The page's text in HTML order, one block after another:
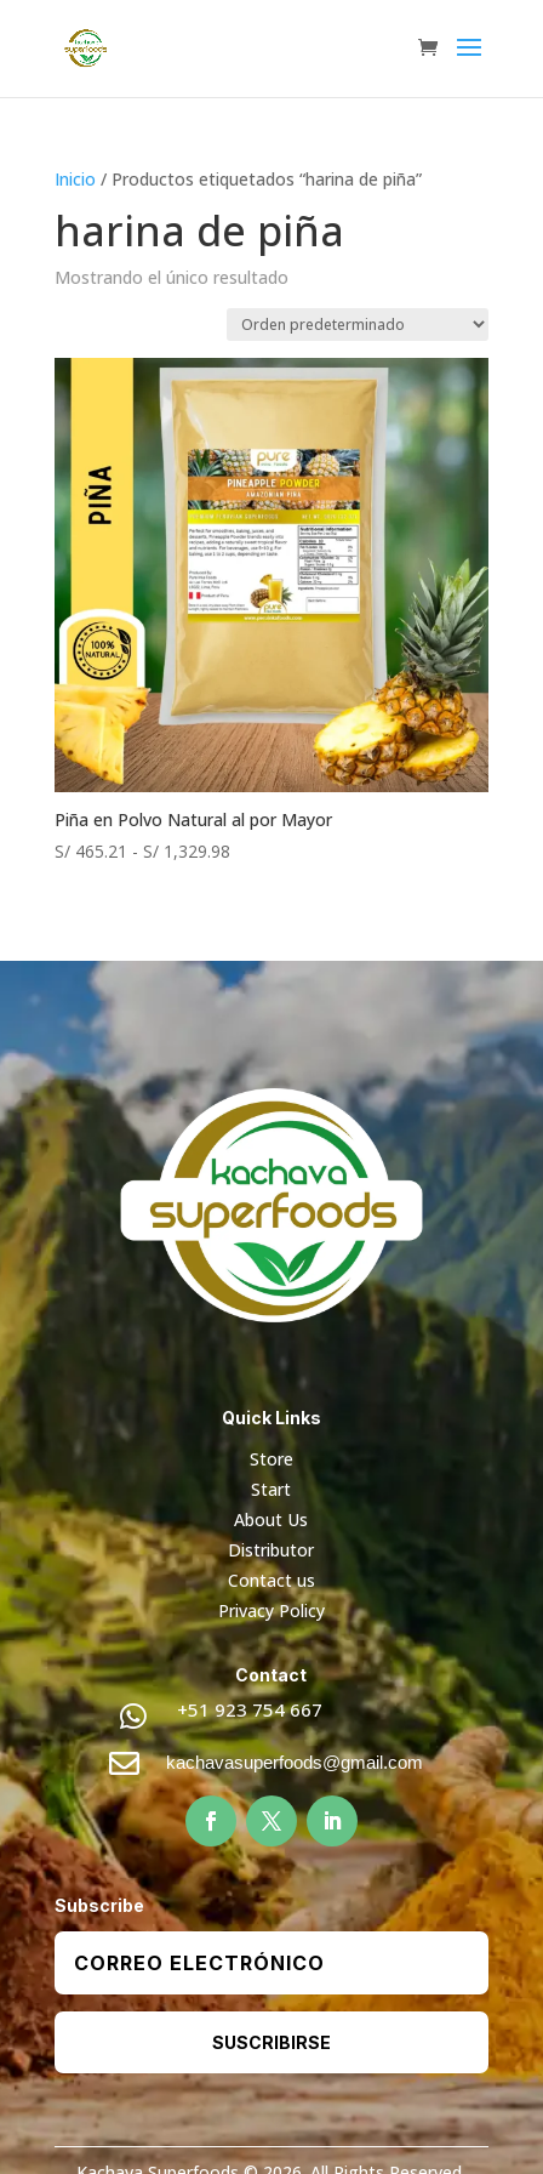
Inicio / Productos etiquetados “harina de piña”
harina de piña
Mostrando el único resultado
Piña en Polvo Natural al por Mayor
S/465.21 - S/1,329.98Rango
S/ 465.21
hasta
Quick Links
Store
Start
About Us
Distributor
Contact us
Privacy Policy
Contact
 +51 923 754 667
 kachavasuperfoods@gmail.com
Subscribe
SUSCRIBIRSE